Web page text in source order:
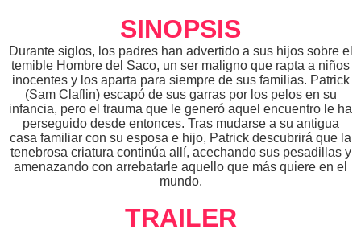
SINOPSIS
Durante siglos, los padres han advertido a sus hijos sobre el
temible Hombre del Saco, un ser maligno que rapta a niños
inocentes y los aparta para siempre de sus familias. Patrick
(Sam Claflin) escapó de sus garras por los pelos en su
infancia, pero el trauma que le generó aquel encuentro le ha
perseguido desde entonces. Tras mudarse a su antigua
casa familiar con su esposa e hijo, Patrick descubrirá que la
tenebrosa criatura continúa allí, acechando sus pesadillas y
amenazando con arrebatarle aquello que más quiere en el
mundo.
TRAILER